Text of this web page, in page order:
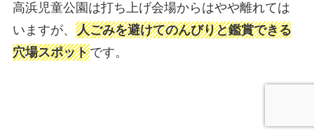
高浜児童公園は打ち上げ会場からはやや離れては
いますが、 人ごみを避けてのんびりと鑑賞できる
穴場スポットです。